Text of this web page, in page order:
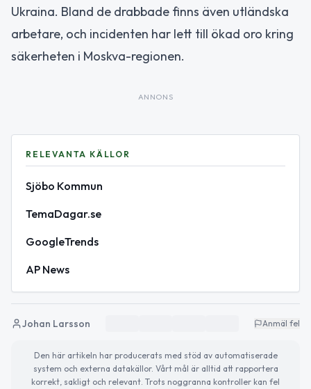
Ukraina. Bland de drabbade finns även utländska
arbetare, och incidenten har lett till ökad oro kring
säkerheten i Moskva-regionen.
ANNONS
RELEVANTA KÄLLOR
Sjöbo Kommun
TemaDagar.se
GoogleTrends
AP News
Johan Larsson Anmäl fel
Den här artikeln har producerats med stöd av automatiserade
system och externa datakällor. Vårt mål är alltid att rapportera
korrekt, sakligt och relevant. Trots noggranna kontroller kan fel